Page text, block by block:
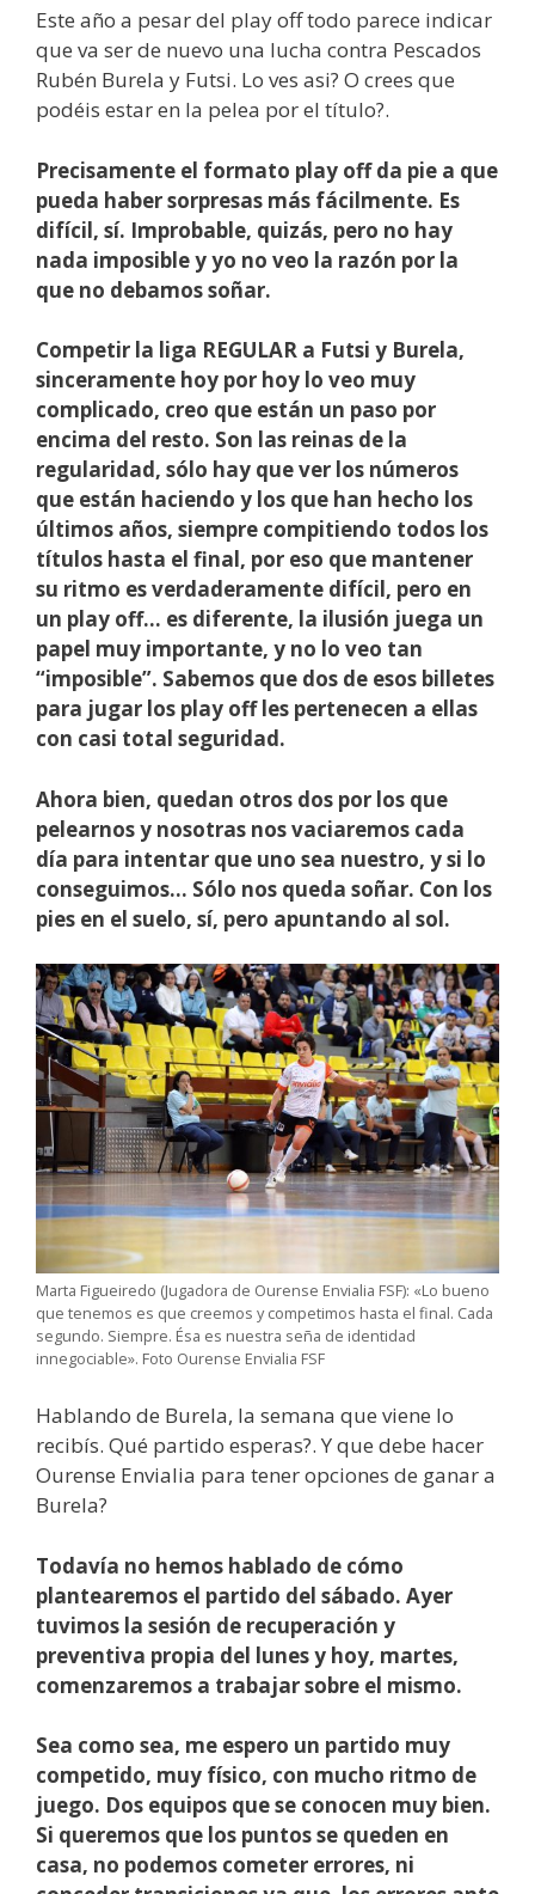
Este año a pesar del play off todo parece indicar
que va ser de nuevo una lucha contra Pescados
Rubén Burela y Futsi. Lo ves asi? O crees que
podéis estar en la pelea por el título?.
Precisamente el formato play off da pie a que
pueda haber sorpresas más fácilmente. Es
difícil, sí. Improbable, quizás, pero no hay
nada imposible y yo no veo la razón por la
que no debamos soñar.
Competir la liga REGULAR a Futsi y Burela,
sinceramente hoy por hoy lo veo muy
complicado, creo que están un paso por
encima del resto. Son las reinas de la
regularidad, sólo hay que ver los números
que están haciendo y los que han hecho los
últimos años, siempre compitiendo todos los
títulos hasta el final, por eso que mantener
su ritmo es verdaderamente difícil, pero en
un play off… es diferente, la ilusión juega un
papel muy importante, y no lo veo tan
“imposible”. Sabemos que dos de esos billetes
para jugar los play off les pertenecen a ellas
con casi total seguridad.
Ahora bien, quedan otros dos por los que
pelearnos y nosotras nos vaciaremos cada
día para intentar que uno sea nuestro, y si lo
conseguimos… Sólo nos queda soñar. Con los
pies en el suelo, sí, pero apuntando al sol.
Marta Figueiredo (Jugadora de Ourense Envialia FSF): «Lo bueno
que tenemos es que creemos y competimos hasta el final. Cada
segundo. Siempre. Ésa es nuestra seña de identidad
innegociable». Foto Ourense Envialia FSF
Hablando de Burela, la semana que viene lo
recibís. Qué partido esperas?. Y que debe hacer
Ourense Envialia para tener opciones de ganar a
Burela?
Todavía no hemos hablado de cómo
plantearemos el partido del sábado. Ayer
tuvimos la sesión de recuperación y
preventiva propia del lunes y hoy, martes,
comenzaremos a trabajar sobre el mismo.
Sea como sea, me espero un partido muy
competido, muy físico, con mucho ritmo de
juego. Dos equipos que se conocen muy bien.
Si queremos que los puntos se queden en
casa, no podemos cometer errores, ni